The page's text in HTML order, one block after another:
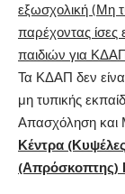
εξωσχολική (Μη
παρέχοντας ίσες
παιδιών για
Τα ΚΔΑΠ δεν
μη τυπικής
Απασχόληση και
Κέντρα
(Απρόσκοπτης)